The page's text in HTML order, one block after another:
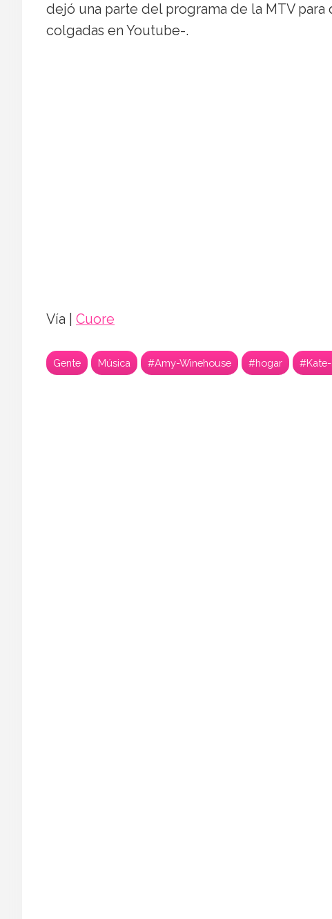
dejó una parte del programa de la MTV
colgadas en Youtube-.
Vía | Cuore
Gente Música #Amy-Winehouse #hogar